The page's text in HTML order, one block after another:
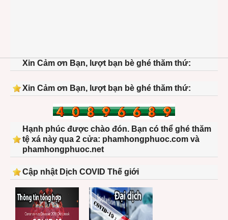
Xin Cảm ơn Bạn, lượt bạn bè ghé thăm thứ:
Xin Cảm ơn Bạn, lượt bạn bè ghé thăm thứ:
Hạnh phúc được chào đón. Bạn có thể ghé thăm
tệ xá này qua 2 cửa: phamhongphuoc.com và
phamhongphuoc.net
Cập nhật Dịch COVID Thế giới